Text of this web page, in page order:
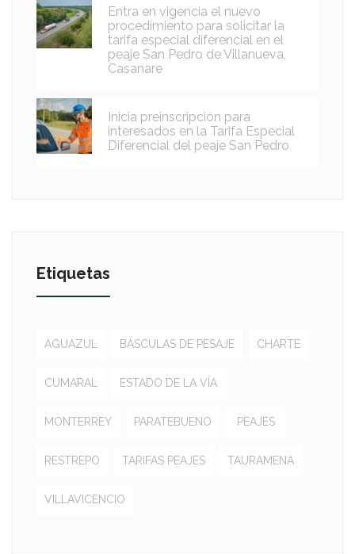
Entra en vigencia el nuevo
procedimiento para solicitar la
tarifa especial diferencial en el
peaje San Pedro de Villanueva,
Casanare
Inicia preinscripción para
interesados en la Tarifa Especial
Diferencial del peaje San Pedro
Etiquetas
AGUAZUL BÁSCULAS DE PESAJE CHARTE
CUMARAL ESTADO DE LA VÍA
MONTERREY PARATEBUENO PEAJES
RESTREPO TARIFAS PEAJES TAURAMENA
VILLAVICENCIO